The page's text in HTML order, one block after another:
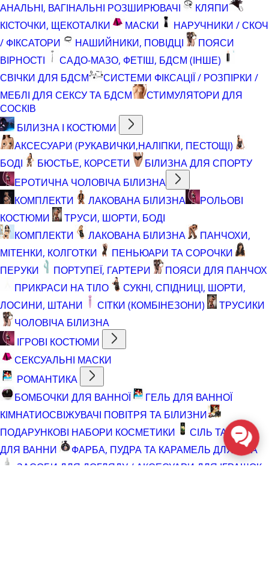
АНАЛЬНІ, ВАГІНАЛЬНІ РОЗШИРЮВАЧІ
КЛЯПИ
КІСТОЧКИ, ЩЕКОТАЛКИ
МАСКИ
НАРУЧНИКИ / СКОЧ
/ ФІКСАТОРИ
НАШИЙНИКИ, ПОВІДЦІ
ПОЯСИ
ВІРНОСТІ
САДО-МАЗО, ФЕТІШ, БДСМ (ІНШЕ)
СВІЧКИ ДЛЯ БДСМ
СИСТЕМИ ФІКСАЦІЇ / РОЗПІРКИ /
МЕБЛІ ДЛЯ СЕКСУ ТА БДСМ
СТИМУЛЯТОРИ ДЛЯ
СОСКІВ
БІЛИЗНА І КОСТЮМИ
АКСЕСУАРИ (РУКАВИЧКИ,НАЛІПКИ, ПЕСТОЩІ)
БОДІ
БЮСТЬЕ, КОРСЕТИ
БІЛИЗНА ДЛЯ СПОРТУ
ЕРОТИЧНА ЧОЛОВІЧА БІЛИЗНА
КОМПЛЕКТИ
ЛАКОВАНА БІЛИЗНА
РОЛЬОВІ
КОСТЮМИ
ТРУСИ, ШОРТИ, БОДІ
КОМПЛЕКТИ
ЛАКОВАНА БІЛИЗНА
ПАНЧОХИ,
МІТЕНКИ, КОЛГОТКИ
ПЕНЬЮАРИ ТА СОРОЧКИ
ПЕРУКИ
ПОРТУПЕЇ, ГАРТЕРИ
ПОЯСИ ДЛЯ ПАНЧОХ
ПРИКРАСИ НА ТІЛО
СУКНІ, СПІДНИЦІ, ШОРТИ,
ЛОСИНИ, ШТАНИ
СІТКИ (КОМБІНЕЗОНИ)
ТРУСИКИ
ЧОЛОВІЧА БІЛИЗНА
ІГРОВІ КОСТЮМИ
СЕКСУАЛЬНІ МАСКИ
РОМАНТИКА
БОМБОЧКИ ДЛЯ ВАННОЇ
ГЕЛЬ ДЛЯ ВАННОЇ
КІМНАТИОСВІЖУВАЧІ ПОВІТРЯ ТА БІЛИЗНИ
ПОДАРУНКОВІ НАБОРИ КОСМЕТИКИ
СІЛЬ ТА ПІНА
ДЛЯ ВАННИ
ФАРБА, ПУДРА ТА КАРАМЕЛЬ ДЛЯ ТІЛА
ЗАСОБИ ДЛЯ ДОГЛЯДУ / АКСЕСУАРИ ДЛЯ ІГРАШОК